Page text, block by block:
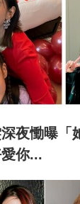
夜慟曝
你...